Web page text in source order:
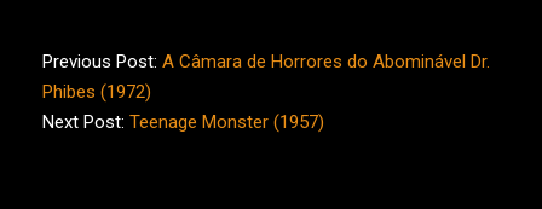
02-
12
Previous Post: A Câmara de Horrores do Abominável Dr.
Phibes (1972)
Next Post: Teenage Monster (1957)